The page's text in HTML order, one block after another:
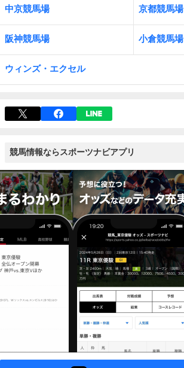
中京競馬場 京都競馬場
阪神競馬場 小倉競馬場
ウィンズ・エクセル
競馬情報ならスポーツナビアプリ